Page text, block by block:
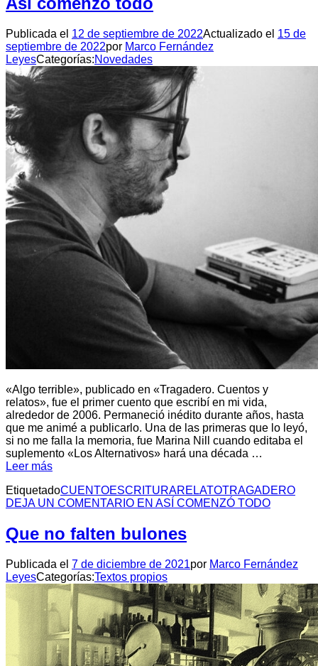
Publicada el 12 de septiembre de 2022Actualizado el 15 de
septiembre de 2022por Marco Fernández
LeyesCategorías:Novedades
«Algo terrible», publicado en «Tragadero. Cuentos y
relatos», fue el primer cuento que escribí en mi vida,
alrededor de 2006. Permaneció inédito durante años, hasta
que me animé a publicarlo. Una de las primeras que lo leyó,
si no me falla la memoria, fue Marina Nill cuando editaba el
suplemento «Los Alternativos» hará una década …
Leer más
EtiquetadoCUENTOESCRITURARELATOTRAGADERO
DEJA UN COMENTARIO EN ASÍ COMENZÓ TODO
Que no falten bulones
Publicada el 7 de diciembre de 2021por Marco Fernández
LeyesCategorías:Textos propios